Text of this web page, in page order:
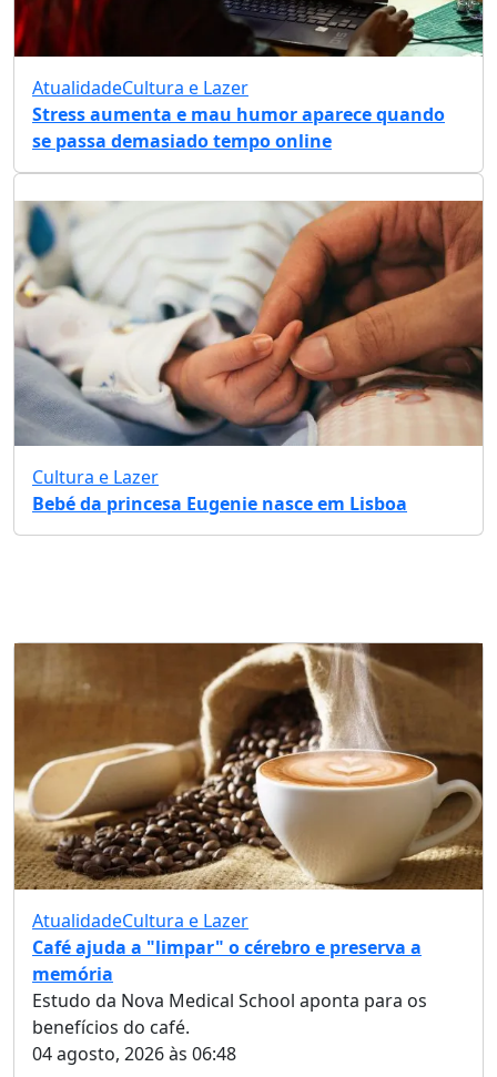
AtualidadeCultura e Lazer
Stress aumenta e mau humor aparece quando
se passa demasiado tempo online
Cultura e Lazer
Bebé da princesa Eugenie nasce em Lisboa
AtualidadeCultura e Lazer
Café ajuda a "limpar" o cérebro e preserva a
memória
Estudo da Nova Medical School aponta para os
benefícios do café.
04 agosto, 2026 às 06:48